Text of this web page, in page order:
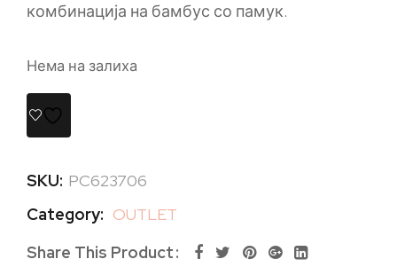
комбинација на бамбус со памук.
Нема на залиха
SKU: PC623706
Category: OUTLET
Share This Product